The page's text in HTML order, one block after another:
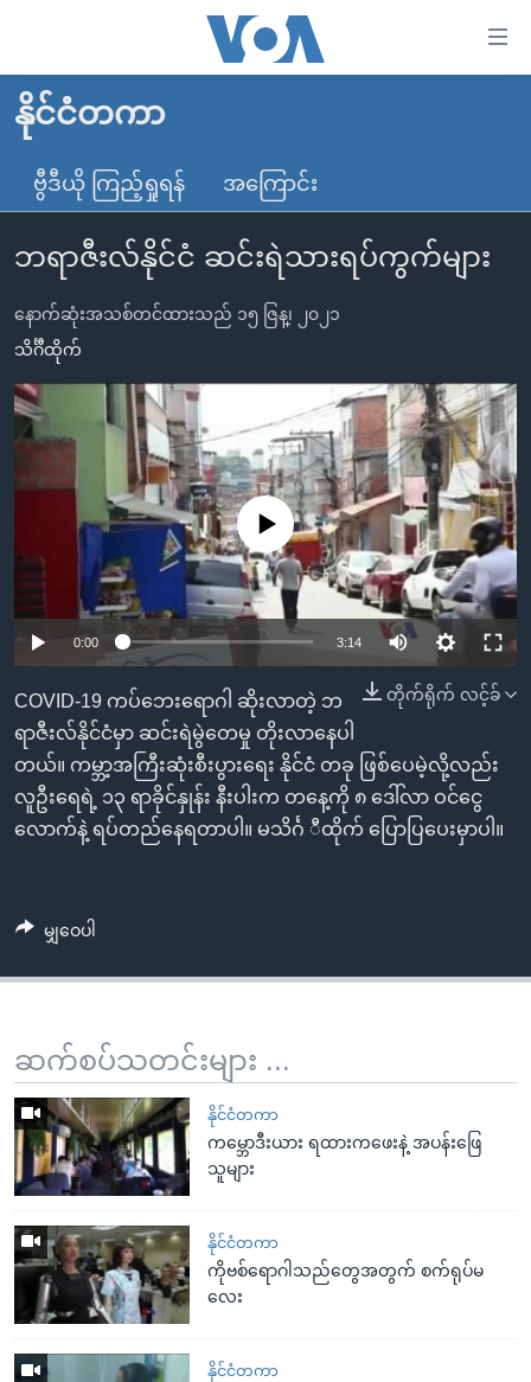
လွယ်ကူ
စေ
သည့်
များ
ပင်မ
အကြောင်းအရာ
ကျော်
ကြည့်
ညွန်း
စာမျက်နှာ
ကျော်
ကြည့်
ရန်
ရှာဖွေ
ရန်
နေရာ
ရန်
မူလစာမျက်နှာ
မြန်မာ
ကမ္ဘာ့သတင်းများ
နိုင်ငံတကာ
တရုတ်
အစ္စရေး-ပါလက်စတိုင်း
ဗွီဒီယို
ရပ်ဝန်းတခု လမ်းတခု အလွန်
အင်္ဂလိပ်စာလေ့လာမယ်
အမေရိကန်သုံးအီဒီယံ
မကြေးမုံရဲ့ အင်္ဂလိပ်စာ
ရုပ်ရှင်ထဲက အင်္ဂလိပ်စာ
သုတပဒေသာ အင်္ဂလိပ်စာ
အပတ်စဉ်ကဏ္ဍများ
ရေဒီယို
ရေဒီယိုနှင့်ရုပ်သံ အချက်အလက်များ
ရေဒီယို/တီဗွီအစီအစဉ်
Learning English
ဗွီအိုအေ လူမှုကွန်ယက်များ
ဘာသာစကားများ
နိုင်ငံတကာ
ဗွီဒီယို ကြည့်ရှုရန် အကြောင်း
ဘရာဇီးလ်နိုင်ငံ ဆင်းရဲသားရပ်ကွက်များ
နောက်ဆုံးအသစ်တင်ထားသည် ၁၅ ဇြန္၊ ၂၀၂၁
သိင်္ဂီထိုက်
No media source currently available
0:00 3:14
တိုက်ရိုက် လင့်ခ်
COVID-19 ကပ်ဘေးရောဂါ ဆိုးလာတဲ့ ဘ
ရာဇီးလ်နိုင်ငံမှာ ဆင်းရဲမွဲတေမှု တိုးလာနေပါ
တယ်။ ကမ္ဘာ့အကြီးဆုံးစီးပွားရေး နိုင်ငံ တခု ဖြစ်ပေမဲ့လို့လည်း
လူဦးရေရဲ့ ၁၃ ရာခိုင်နှုန်း နီးပါးက တနေ့ကို ၈ ဒေါ်လာ ဝင်ငွေ
လောက်နဲ့ ရပ်တည်နေရတာပါ။ မသိင်္ဂ ီထိုက် ပြောပြပေးမှာပါ။
မျှဝေပါ
ဆက်စပ်သတင်းများ ...
နိုင်ငံတကာ
ကမ္ဘောဒီးယား ရထားကဖေးနဲ့ အပန်းဖြေ
သူများ
နိုင်ငံတကာ
ကိုဗစ်ရောဂါသည်တွေအတွက် စက်ရုပ်မ
လေး
နိုင်ငံတကာ